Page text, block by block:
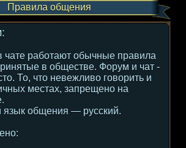
Правила общения
работают обычные правила
в обществе. Форум и чат -
То, что невежливо говорить и
местах, запрещено на
общения — русский.